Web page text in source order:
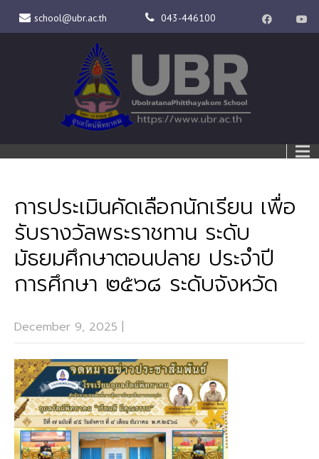
school@ubr.ac.th 043-446100
การประเมินคัดเลือกนักเรียน เพื่อ
รับรางวัลพระราชทาน ระดับ
มัธยมศึกษาตอนปลาย ประจำปี
การศึกษา ๒๕๖๘ ระดับจังหวัด
December 9, 2025 |